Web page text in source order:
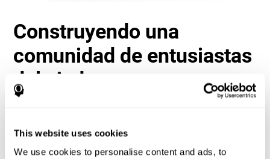
This website uses cookies
We use cookies to personalise content and ads, to
Construyendo una
comunidad de entusiastas
del ajedrez
jugadores no están aislados; son parte de una red global
introduce una dimensión social en el juego, permitiendo